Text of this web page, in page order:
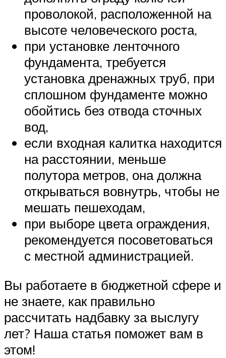
проволокой, расположенной на
высоте человеческого роста,
при установке ленточного
фундамента, требуется
установка дренажных труб, при
сплошном фундаменте можно
обойтись без отвода сточных
вод,
если входная калитка находится
на расстоянии, меньше
полутора метров, она должна
открываться вовнутрь, чтобы не
мешать пешеходам,
при выборе цвета ограждения,
рекомендуется посоветоваться
с местной администрацией.
Вы работаете в бюджетной сфере и
не знаете, как правильно
рассчитать надбавку за выслугу
лет? Наша статья поможет вам в
этом!